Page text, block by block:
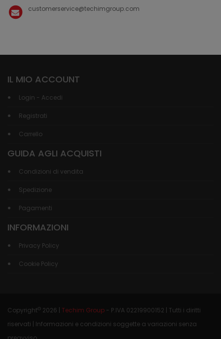
customerservice@techimgroup.com
IL MIO ACCOUNT
Login - Accedi
Registrati
Carrello
GUIDA AGLI ACQUISTI
Condizioni di vendita
Spedizione
Pagamenti
INFORMAZIONI
Privacy Policy
Cookie Policy
Copyright© 2026 | Techim Group - P.IVA 02219900152 | Tutti i diritti
riservati | Informazioni e condizioni soggette a variazioni senza